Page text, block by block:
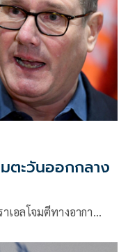
ตะวันออกกลาง
เอลโจมตีทางอากา…